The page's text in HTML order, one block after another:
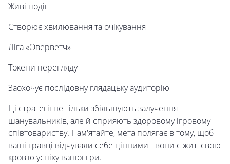
Живі події
Створює хвилювання та очікування
Ліга «Оверветч»
Токени перегляду
Заохочує послідовну глядацьку аудиторію
Ці стратегії не тільки збільшують залучення
шанувальників, але й сприяють здоровому ігровому
співтовариству. Пам'ятайте, мета полягає в тому, щоб
ваші гравці відчували себе цінними - вони є життєвою
кров'ю успіху вашої гри.